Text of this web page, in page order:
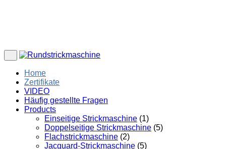
Home
Zertifikate
VIDEO
Häufig gestellte Fragen
Products
Einseitige Strickmaschine (1)
Doppelseitige Strickmaschine (5)
Flachstrickmaschine (2)
Jacquard-Strickmaschine (5)